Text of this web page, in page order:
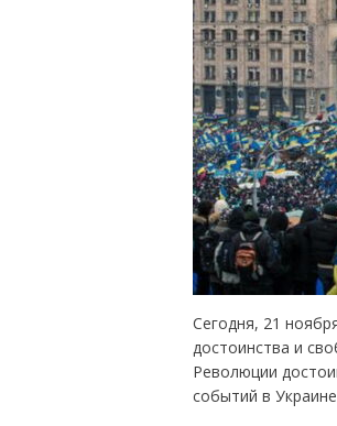
Сегодня, 21
достоинства и
Революции
событий в